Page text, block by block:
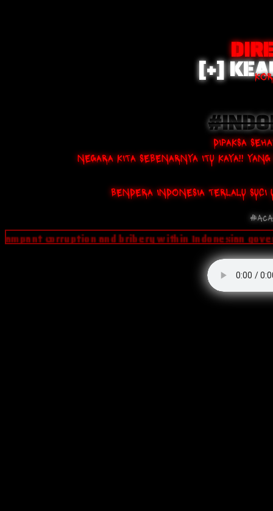
[+]
DIPAKSA
NEGARA KITA SEBENARNYA ITU KAYA!!
BENDERA INDONESIA TERLALU
corruption and bribery within Indonesian